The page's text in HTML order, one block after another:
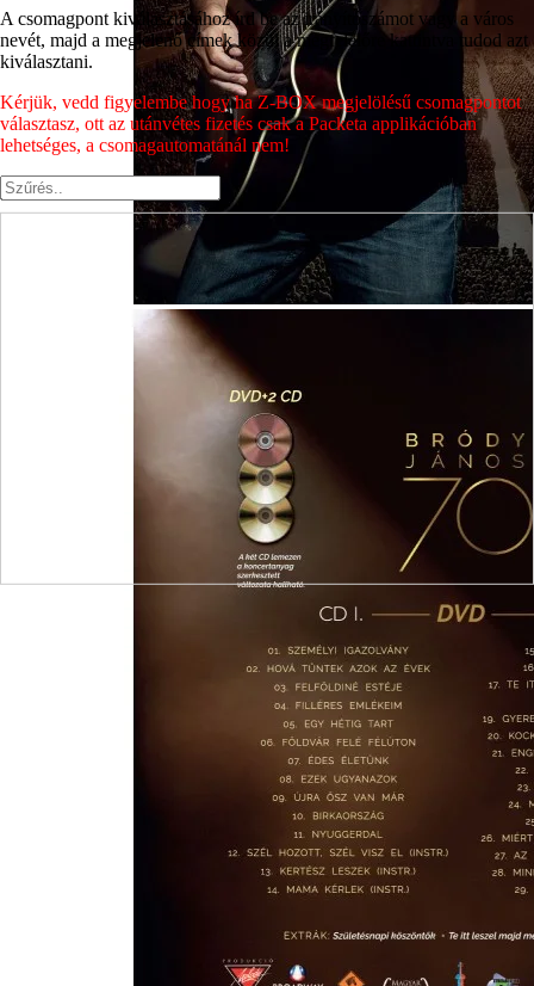
A csomagpont kiválasztásához írd be az irányítószámot vagy a város
nevét, majd a megjelenő címek közül a megfelelőre kattintva tudod azt
kiválasztani.
Kérjük, vedd figyelembe hogy ha Z-BOX megjelölésű csomagpontot
választasz, ott az utánvétes fizetés csak a Packeta applikációban
lehetséges, a csomagautomatánál nem!